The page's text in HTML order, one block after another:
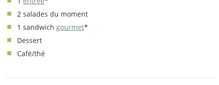
2 salades du moment
1 sandwich gourmet*
Dessert
Café/thé